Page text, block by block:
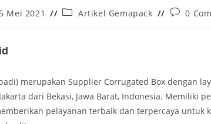
Mei 2021 Artikel Gemapack 0
merupakan Supplier Corrugated Box dengan
dari Bekasi, Jawa Barat, Indonesia. Memiliki
pelayanan terbaik dan terpercaya untuk